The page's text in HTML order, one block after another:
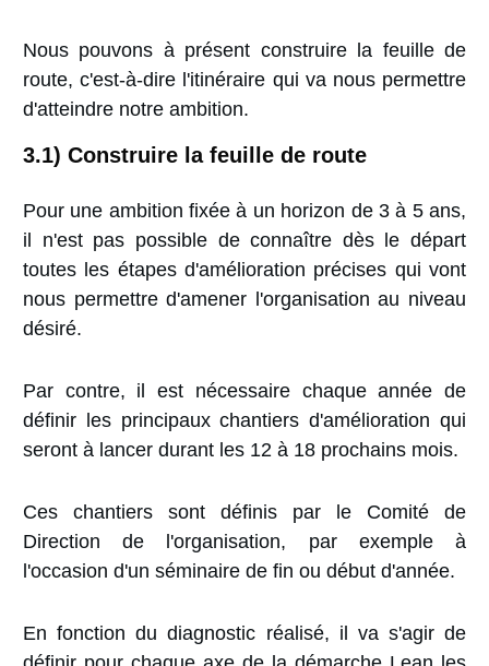
Nous pouvons à présent construire la feuille de
route, c'est-à-dire l'itinéraire qui va nous permettre
d'atteindre notre ambition.
3.1) Construire la feuille de route
Pour une ambition fixée à un horizon de 3 à 5 ans,
il n'est pas possible de connaître dès le départ
toutes les étapes d'amélioration précises qui vont
nous permettre d'amener l'organisation au niveau
désiré.
Par contre, il est nécessaire chaque année de
définir les principaux chantiers d'amélioration qui
seront à lancer durant les 12 à 18 prochains mois.
Ces chantiers sont définis par le Comité de
Direction de l'organisation, par exemple à
l'occasion d'un séminaire de fin ou début d'année.
En fonction du diagnostic réalisé, il va s'agir de